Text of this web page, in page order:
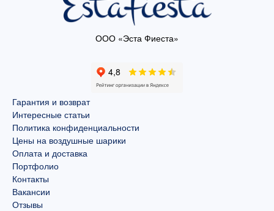
ООО «Эста Фиеста»
Гарантия и возврат
Интересные статьи
Политика конфиденциальности
Цены на воздушные шарики
Оплата и доставка
Портфолио
Контакты
Вакансии
Отзывы